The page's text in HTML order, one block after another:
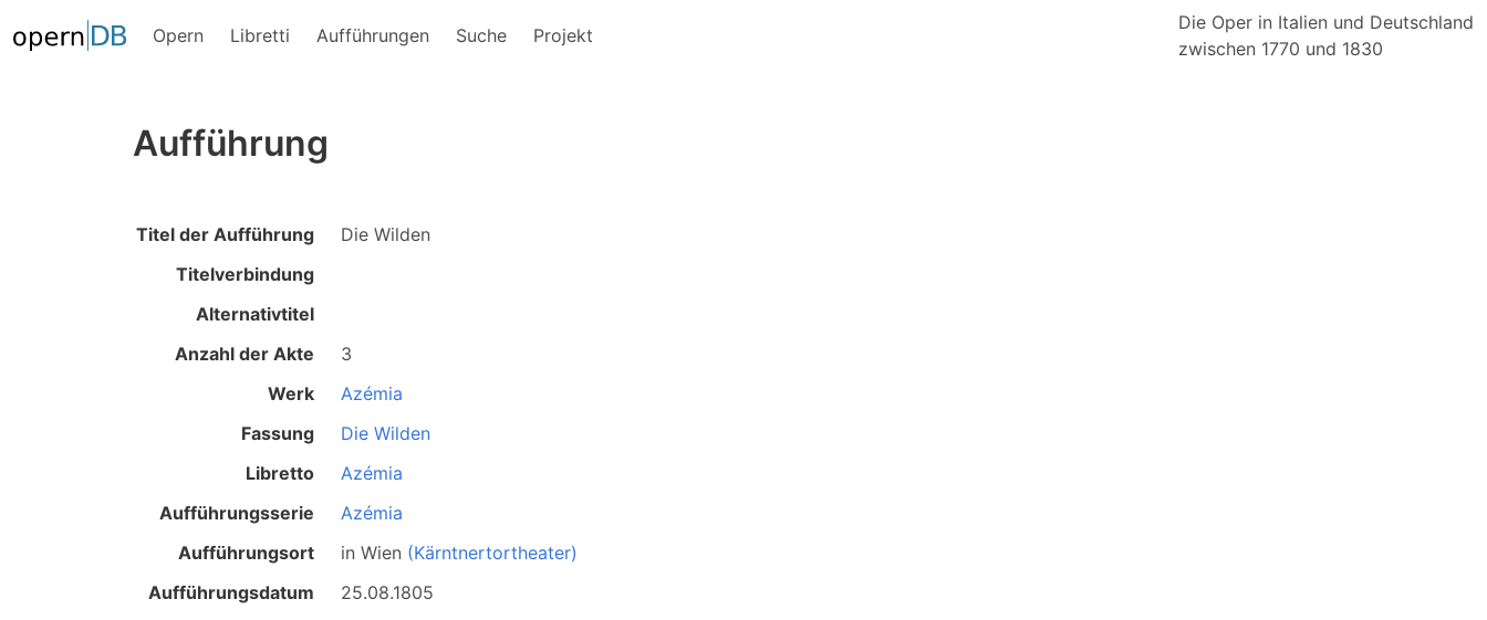
Opern Libretti Aufführungen Suche Projekt
Die Oper in Italien und Deutschland
zwischen 1770 und 1830
Aufführung
Titel der Aufführung
Die Wilden
Titelverbindung
Alternativtitel
Anzahl der Akte
3
Werk
Azémia
Fassung
Die Wilden
Libretto
Azémia
Aufführungsserie
Azémia
Aufführungsort
in Wien (Kärntnertortheater)
Aufführungsdatum
25.08.1805